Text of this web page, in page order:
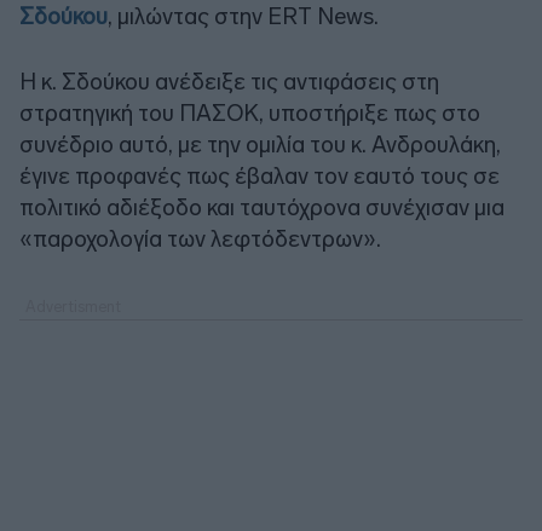
Σδούκου, μιλώντας στην ERT News.
Η κ. Σδούκου ανέδειξε τις αντιφάσεις στη
στρατηγική του ΠΑΣΟΚ, υποστήριξε πως στο
συνέδριο αυτό, με την ομιλία του κ. Ανδρουλάκη,
έγινε προφανές πως έβαλαν τον εαυτό τους σε
πολιτικό αδιέξοδο και ταυτόχρονα συνέχισαν μια
«παροχολογία των λεφτόδεντρων».